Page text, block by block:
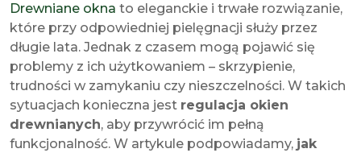
Drewniane okna to eleganckie i trwałe rozwiązanie,
które przy odpowiedniej pielęgnacji służy przez
długie lata. Jednak z czasem mogą pojawić się
problemy z ich użytkowaniem – skrzypienie,
trudności w zamykaniu czy nieszczelności. W takich
sytuacjach konieczna jest regulacja okien
drewnianych, aby przywrócić im pełną
funkcjonalność. W artykule podpowiadamy, jak